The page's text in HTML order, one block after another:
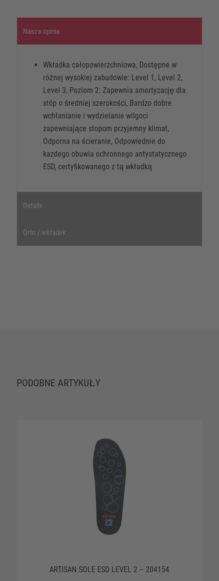
Nasza opinia
Wkładka całopowierzchniowa, Dostępne w
różnej wysokiej zabudowie: Level 1, Level 2,
Level 3, Poziom 2: Zapewnia amortyzację dla
stóp o średniej szerokości, Bardzo dobre
wchłanianie i wydzielanie wilgoci
zapewniające stopom przyjemny klimat,
Odporna na ścieranie, Odpowiednie do
kazdego obuwia ochronnego antystatycznego
ESD, certyfikowanego z tą wkładką
Details
Orto / wkładek
PODOBNE ARTYKUŁY
ARTISAN SOLE ESD LEVEL 2 – 204154